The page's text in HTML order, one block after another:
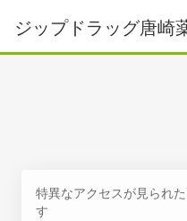
ジップドラッグ唐崎
特異なアクセスが見られ
す